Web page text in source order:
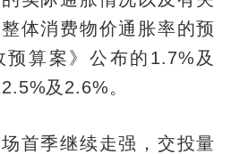
体消费物价通胀率的预
算案》公布的1.7%及
及2.6%。
首季继续走强，交投量